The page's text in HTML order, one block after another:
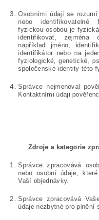
Osobními údaji se
nebo identifikovatelné
fyzickou osobou je
identifikovat, zejména
například jméno,
identifikátor nebo na
fyziologické, genetické,
společenské identity této
Správce nejmenoval
Kontaktními údaji
Zdroje a kategorie
Správce zpracovává
nebo osobní údaje,
Vaší objednávky.
Správce zpracovává
údaje nezbytné pro plnění